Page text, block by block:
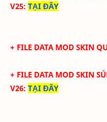
V25: TẠI ĐÂY
+ FILE DATA MOD SKIN
+ FILE DATA MOD SKIN
V26: TẠI ĐÂY